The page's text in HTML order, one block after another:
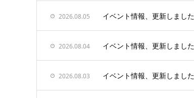
2026.08.05 イベント情報、更新しました
2026.08.04 イベント情報、更新しました
2026.08.03 イベント情報、更新しました